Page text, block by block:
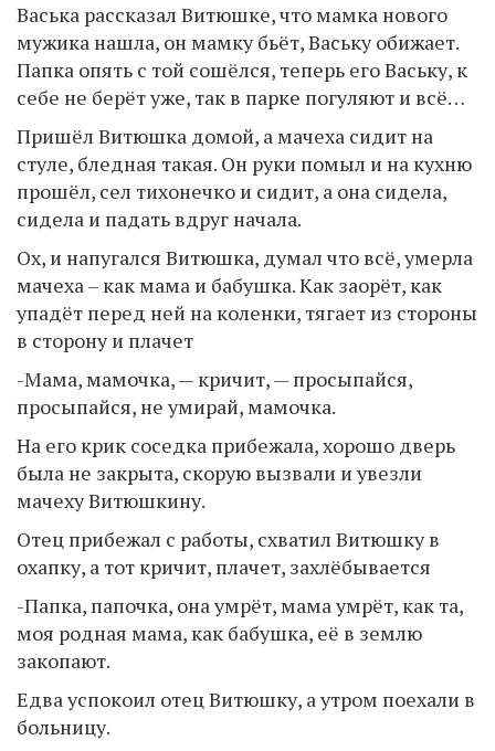
Васька рассказал Витюшке, что мамка нового
мужика нашла, он мамку бьёт, Ваську обижает.
Папка опять с той сошёлся, теперь его Ваську, к
себе не берёт уже, так в парке погуляют и всё…
Пришёл Витюшка домой, а мачеха сидит на
стуле, бледная такая. Он руки помыл и на кухню
прошёл, сел тихонечко и сидит, а она сидела,
сидела и падать вдруг начала.
Ох, и напугался Витюшка, думал что всё, умерла
мачеха – как мама и бабушка. Как заорёт, как
упадёт перед ней на коленки, тягает из стороны
в сторону и плачет
-Мама, мамочка, — кричит, — просыпайся,
просыпайся, не умирай, мамочка.
На его крик соседка прибежала, хорошо дверь
была не закрыта, скорую вызвали и увезли
мачеху Витюшкину.
Отец прибежал с работы, схватил Витюшку в
охапку, а тот кричит, плачет, захлёбывается
-Папка, папочка, она умрёт, мама умрёт, как та,
моя родная мама, как бабушка, её в землю
закопают.
Едва успокоил отец Витюшку, а утром поехали в
больницу.